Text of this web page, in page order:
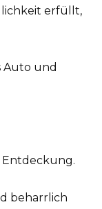
erfüllt,
Auto und
Entdeckung.
beharrlich